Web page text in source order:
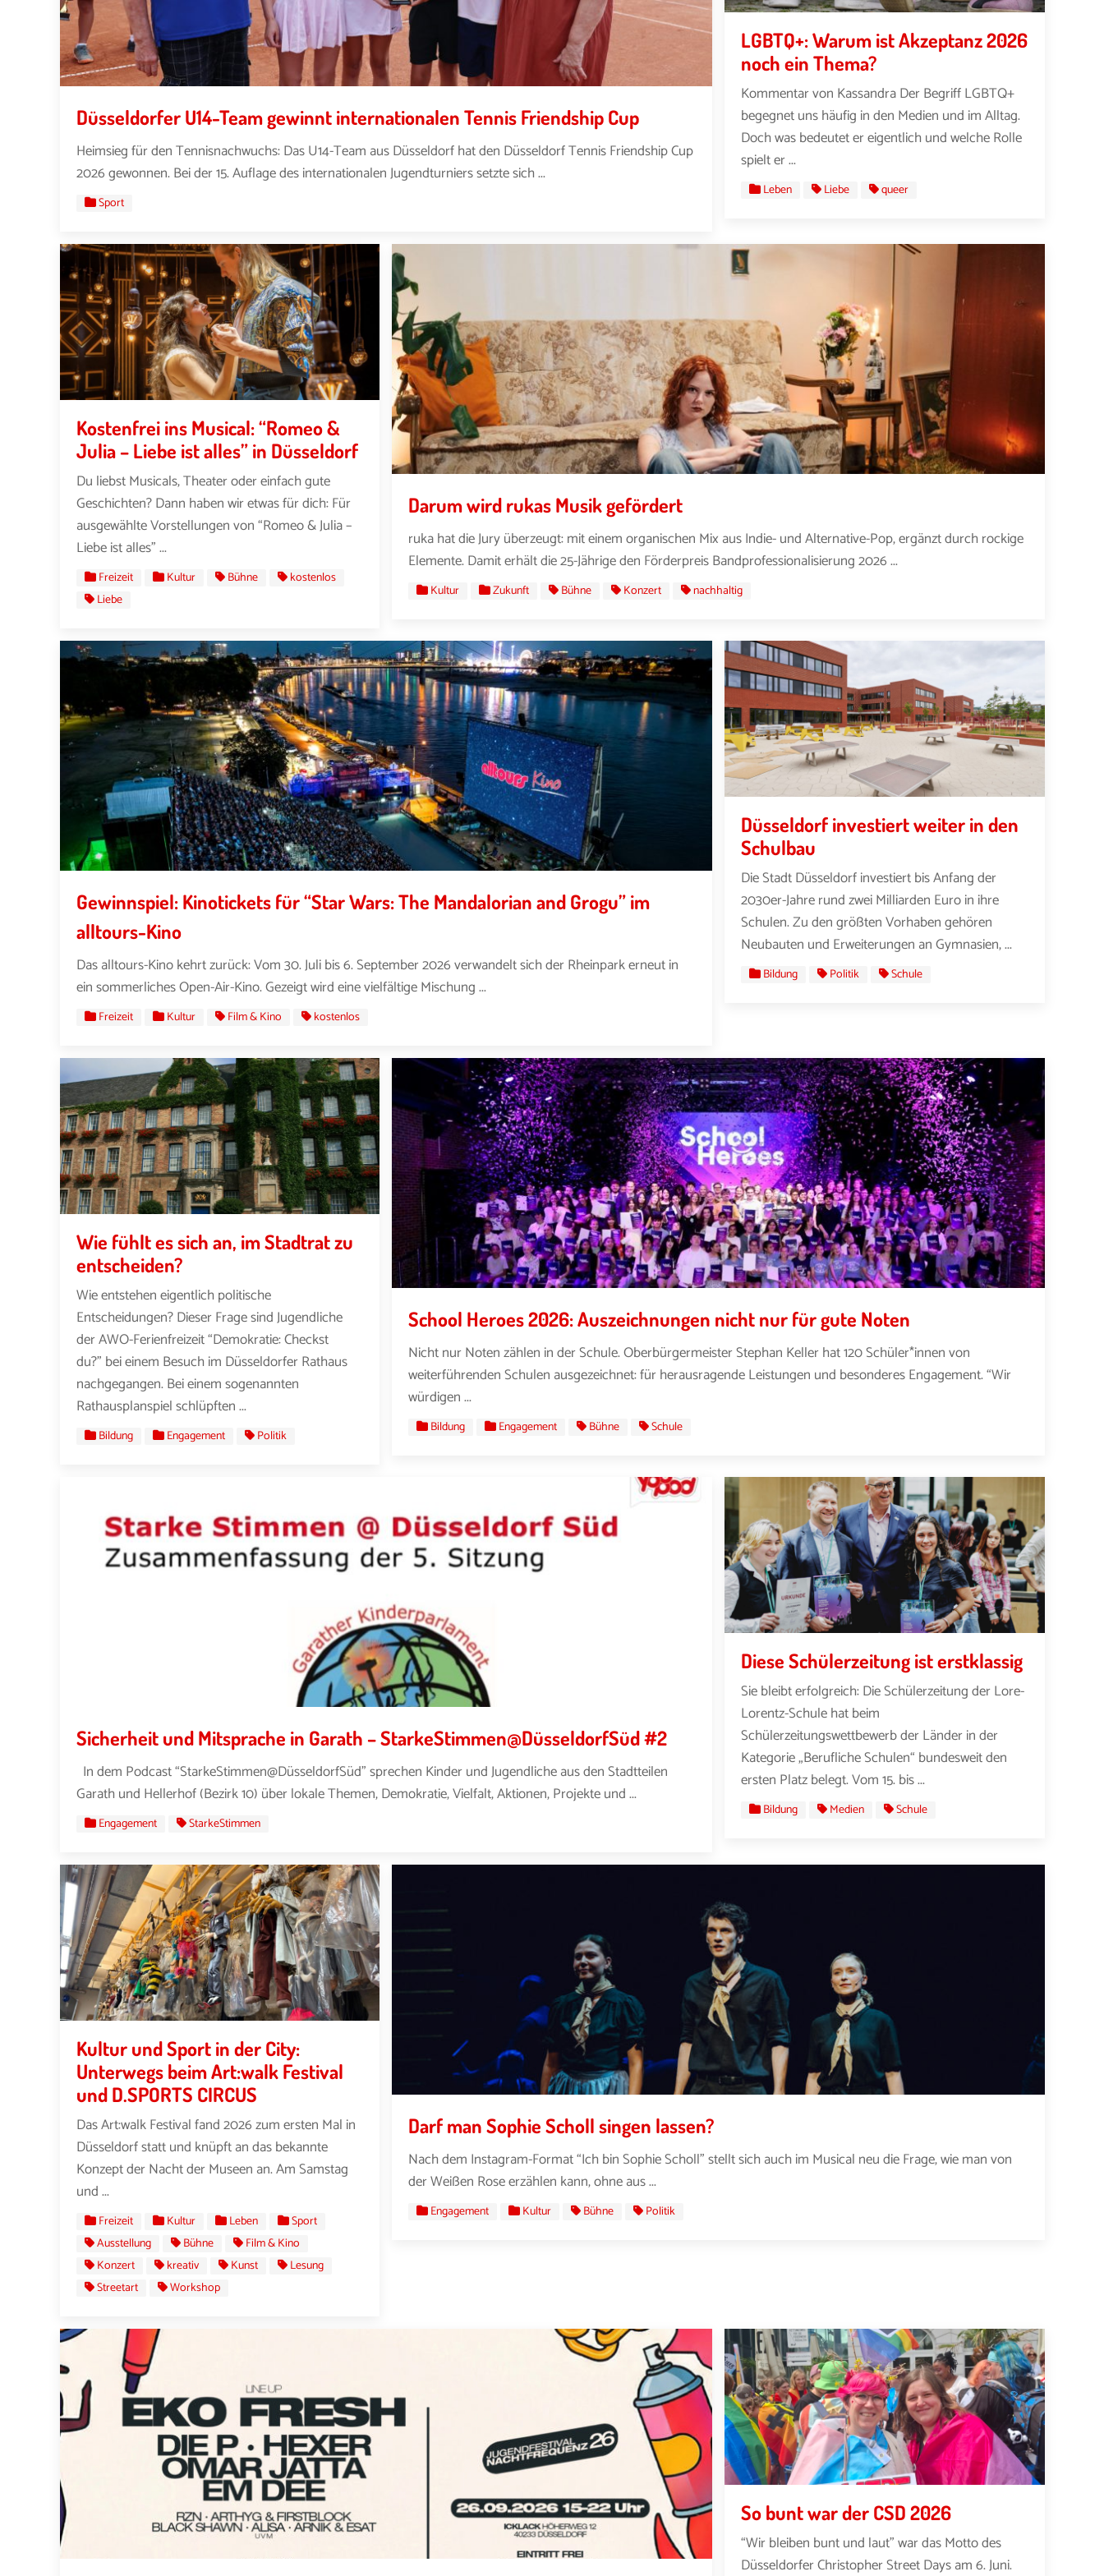
Düsseldorfer U14-Team gewinnt internationalen Tennis Friendship Cup
Heimsieg für den Tennisnachwuchs: Das U14-Team aus Düsseldorf hat den Düsseldorf Tennis Friendship Cup
2026 gewonnen. Bei der 15. Auflage des internationalen Jugendturniers setzte sich ...
Sport
LGBTQ+: Warum ist Akzeptanz 2026
noch ein Thema?
Kommentar von Kassandra Der Begriff LGBTQ+
begegnet uns häufig in den Medien und im Alltag.
Doch was bedeutet er eigentlich und welche Rolle
spielt er ...
Leben Liebe queer
Kostenfrei ins Musical: “Romeo &
Julia – Liebe ist alles” in Düsseldorf
Du liebst Musicals, Theater oder einfach gute
Geschichten? Dann haben wir etwas für dich: Für
ausgewählte Vorstellungen von “Romeo & Julia –
Liebe ist alles” ...
Freizeit Kultur Bühne
kostenlos
Liebe
Darum wird rukas Musik gefördert
ruka hat die Jury überzeugt: mit einem organischen Mix aus Indie- und Alternative-Pop, ergänzt durch rockige
Elemente. Damit erhält die 25-Jährige den Förderpreis Bandprofessionalisierung 2026 ...
Kultur Zukunft Bühne Konzert nachhaltig
Gewinnspiel: Kinotickets für “Star Wars: The Mandalorian and Grogu” im
alltours-Kino
Das alltours-Kino kehrt zurück: Vom 30. Juli bis 6. September 2026 verwandelt sich der Rheinpark erneut in
ein sommerliches Open-Air-Kino. Gezeigt wird eine vielfältige Mischung ...
Freizeit Kultur Film & Kino kostenlos
Düsseldorf investiert weiter in den
Schulbau
Die Stadt Düsseldorf investiert bis Anfang der
2030er-Jahre rund zwei Milliarden Euro in ihre
Schulen. Zu den größten Vorhaben gehören
Neubauten und Erweiterungen an Gymnasien, ...
Bildung Politik Schule
Wie fühlt es sich an, im Stadtrat zu
entscheiden?
Wie entstehen eigentlich politische
Entscheidungen? Dieser Frage sind Jugendliche
der AWO-Ferienfreizeit “Demokratie: Checkst
du?” bei einem Besuch im Düsseldorfer Rathaus
nachgegangen. Bei einem sogenannten
Rathausplanspiel schlüpften ...
Bildung Engagement Politik
School Heroes 2026: Auszeichnungen nicht nur für gute Noten
Nicht nur Noten zählen in der Schule. Oberbürgermeister Stephan Keller hat 120 Schüler*innen von
weiterführenden Schulen ausgezeichnet: für herausragende Leistungen und besonderes Engagement. “Wir
würdigen ...
Bildung Engagement Bühne Schule
Sicherheit und Mitsprache in Garath – StarkeStimmen@DüsseldorfSüd #2
In dem Podcast “StarkeStimmen@DüsseldorfSüd” sprechen Kinder und Jugendliche aus den Stadtteilen
Garath und Hellerhof (Bezirk 10) über lokale Themen, Demokratie, Vielfalt, Aktionen, Projekte und ...
Engagement StarkeStimmen
Diese Schülerzeitung ist erstklassig
Sie bleibt erfolgreich: Die Schülerzeitung der Lore-
Lorentz-Schule hat beim
Schülerzeitungswettbewerb der Länder in der
Kategorie „Berufliche Schulen“ bundesweit den
ersten Platz belegt. Vom 15. bis ...
Bildung Medien Schule
Kultur und Sport in der City:
Unterwegs beim Art:walk Festival
und D.SPORTS CIRCUS
Das Art:walk Festival fand 2026 zum ersten Mal in
Düsseldorf statt und knüpft an das bekannte
Konzept der Nacht der Museen an. Am Samstag
und ...
Freizeit Kultur Leben
Sport
Ausstellung
Bühne
Film & Kino
Konzert
kreativ Kunst
Lesung
Streetart
Workshop
Darf man Sophie Scholl singen lassen?
Nach dem Instagram-Format “Ich bin Sophie Scholl” stellt sich auch im Musical neu die Frage, wie man von
der Weißen Rose erzählen kann, ohne aus ...
Engagement Kultur Bühne Politik
So bunt war der CSD 2026
“Wir bleiben bunt und laut” war das Motto des
Düsseldorfer Christopher Street Days am 6. Juni.